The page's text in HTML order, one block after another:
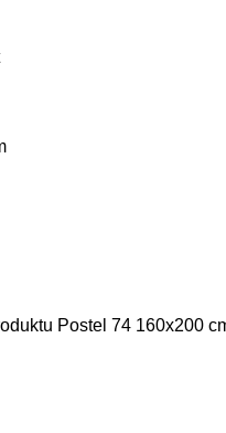
Postel 74 160x200